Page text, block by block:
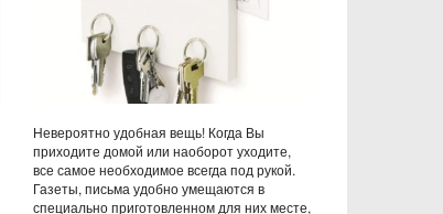
Невероятно удобная вещь! Когда Вы
приходите домой или наоборот уходите,
все самое необходимое всегда под рукой.
Газеты, письма удобно умещаются в
специально приготовленном для них месте,